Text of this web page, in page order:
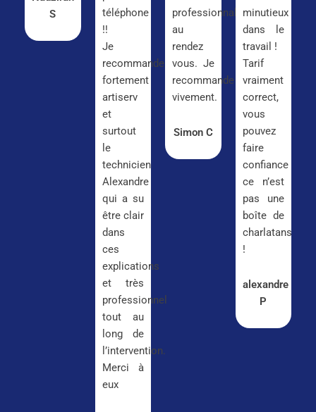
S
téléphone
!!
Je
recommande
fortement
artiserv
et
surtout
le
technicien
Alexandre
qui a su
être clair
dans
ces
explications
et très
professionnel
tout au
long de
l’intervention.
Merci à
eux
professionnalisme
au
rendez
vous. Je
recommande
vivement.
Simon C
minutieux
dans le
travail !
Tarif
vraiment
correct,
vous
pouvez
faire
confiance
ce n’est
pas une
boîte de
charlatans
!
alexandre
P